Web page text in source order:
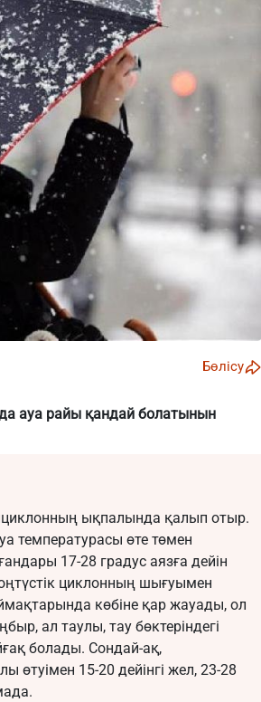
Бөлісу
ауа райы қандай болатынын
ықпалында қалып отыр.
температурасы өте төмен
17-28 градус аязға дейін
оңтүстік циклонның шығуымен
көбіне қар жауады, ол
ал таулы, тау бөктеріндегі
болады. Сондай-ақ,
15-20 дейінгі жел, 23-28